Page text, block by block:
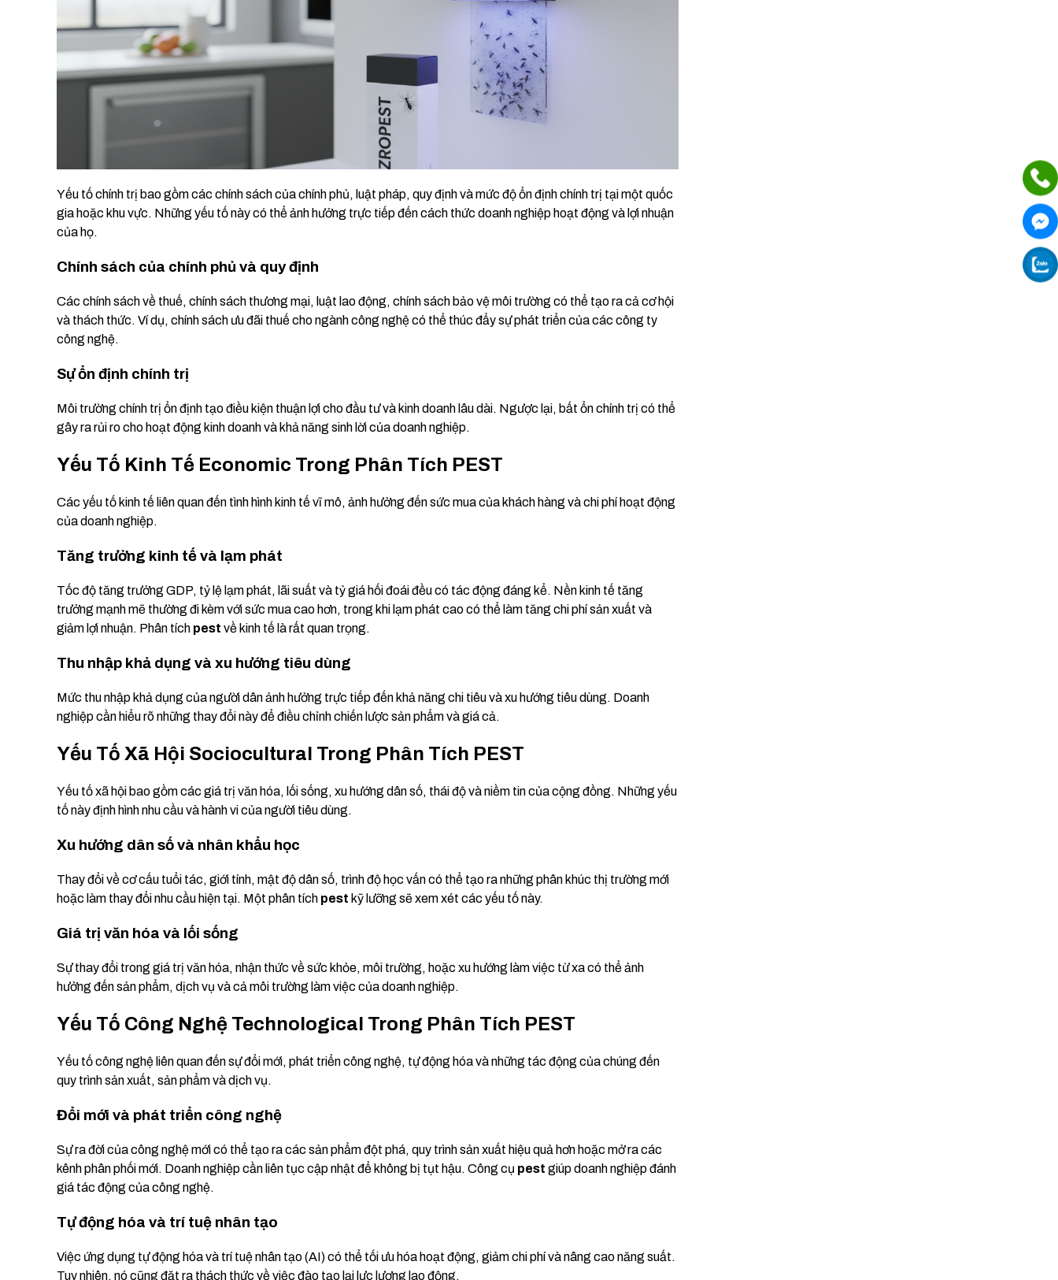
Yếu tố chính trị bao gồm các chính sách của chính phủ, luật pháp, quy định và mức độ ổn định chính trị tại một quốc
gia hoặc khu vực. Những yếu tố này có thể ảnh hưởng trực tiếp đến cách thức doanh nghiệp hoạt động và lợi nhuận
của họ.
Chính sách của chính phủ và quy định
Các chính sách về thuế, chính sách thương mại, luật lao động, chính sách bảo vệ môi trường có thể tạo ra cả cơ hội
và thách thức. Ví dụ, chính sách ưu đãi thuế cho ngành công nghệ có thể thúc đẩy sự phát triển của các công ty
công nghệ.
Sự ổn định chính trị
Môi trường chính trị ổn định tạo điều kiện thuận lợi cho đầu tư và kinh doanh lâu dài. Ngược lại, bất ổn chính trị có thể
gây ra rủi ro cho hoạt động kinh doanh và khả năng sinh lời của doanh nghiệp.
Yếu Tố Kinh Tế Economic Trong Phân Tích PEST
Các yếu tố kinh tế liên quan đến tình hình kinh tế vĩ mô, ảnh hưởng đến sức mua của khách hàng và chi phí hoạt động
của doanh nghiệp.
Tăng trưởng kinh tế và lạm phát
Tốc độ tăng trưởng GDP, tỷ lệ lạm phát, lãi suất và tỷ giá hối đoái đều có tác động đáng kể. Nền kinh tế tăng
trưởng mạnh mẽ thường đi kèm với sức mua cao hơn, trong khi lạm phát cao có thể làm tăng chi phí sản xuất và
giảm lợi nhuận. Phân tích pest về kinh tế là rất quan trọng.
Thu nhập khả dụng và xu hướng tiêu dùng
Mức thu nhập khả dụng của người dân ảnh hưởng trực tiếp đến khả năng chi tiêu và xu hướng tiêu dùng. Doanh
nghiệp cần hiểu rõ những thay đổi này để điều chỉnh chiến lược sản phẩm và giá cả.
Yếu Tố Xã Hội Sociocultural Trong Phân Tích PEST
Yếu tố xã hội bao gồm các giá trị văn hóa, lối sống, xu hướng dân số, thái độ và niềm tin của cộng đồng. Những yếu
tố này định hình nhu cầu và hành vi của người tiêu dùng.
Xu hướng dân số và nhân khẩu học
Thay đổi về cơ cấu tuổi tác, giới tính, mật độ dân số, trình độ học vấn có thể tạo ra những phân khúc thị trường mới
hoặc làm thay đổi nhu cầu hiện tại. Một phân tích pest kỹ lưỡng sẽ xem xét các yếu tố này.
Giá trị văn hóa và lối sống
Sự thay đổi trong giá trị văn hóa, nhận thức về sức khỏe, môi trường, hoặc xu hướng làm việc từ xa có thể ảnh
hưởng đến sản phẩm, dịch vụ và cả môi trường làm việc của doanh nghiệp.
Yếu Tố Công Nghệ Technological Trong Phân Tích PEST
Yếu tố công nghệ liên quan đến sự đổi mới, phát triển công nghệ, tự động hóa và những tác động của chúng đến
quy trình sản xuất, sản phẩm và dịch vụ.
Đổi mới và phát triển công nghệ
Sự ra đời của công nghệ mới có thể tạo ra các sản phẩm đột phá, quy trình sản xuất hiệu quả hơn hoặc mở ra các
kênh phân phối mới. Doanh nghiệp cần liên tục cập nhật để không bị tụt hậu. Công cụ pest giúp doanh nghiệp đánh
giá tác động của công nghệ.
Tự động hóa và trí tuệ nhân tạo
Việc ứng dụng tự động hóa và trí tuệ nhân tạo (AI) có thể tối ưu hóa hoạt động, giảm chi phí và nâng cao năng suất.
Tuy nhiên, nó cũng đặt ra thách thức về việc đào tạo lại lực lượng lao động.